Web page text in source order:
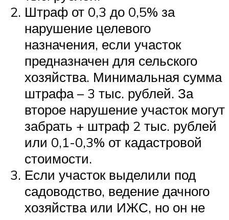
Штраф от 0,3 до 0,5% за
нарушение целевого
назначения, если участок
предназначен для сельского
хозяйства. Минимальная сумма
штрафа – 3 тыс. рублей. За
второе нарушение участок могут
забрать + штраф 2 тыс. рублей
или 0,1-0,3% от кадастровой
стоимости.
Если участок выделили под
садоводство, ведение дачного
хозяйства или ИЖС, но он не